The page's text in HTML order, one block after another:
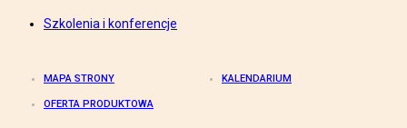
Szkolenia i konferencje
MAPA STRONY KALENDARIUM
OFERTA PRODUKTOWA